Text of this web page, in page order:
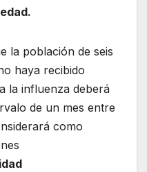
la población de seis
haya recibido
la influenza deberá
de un mes entre
como